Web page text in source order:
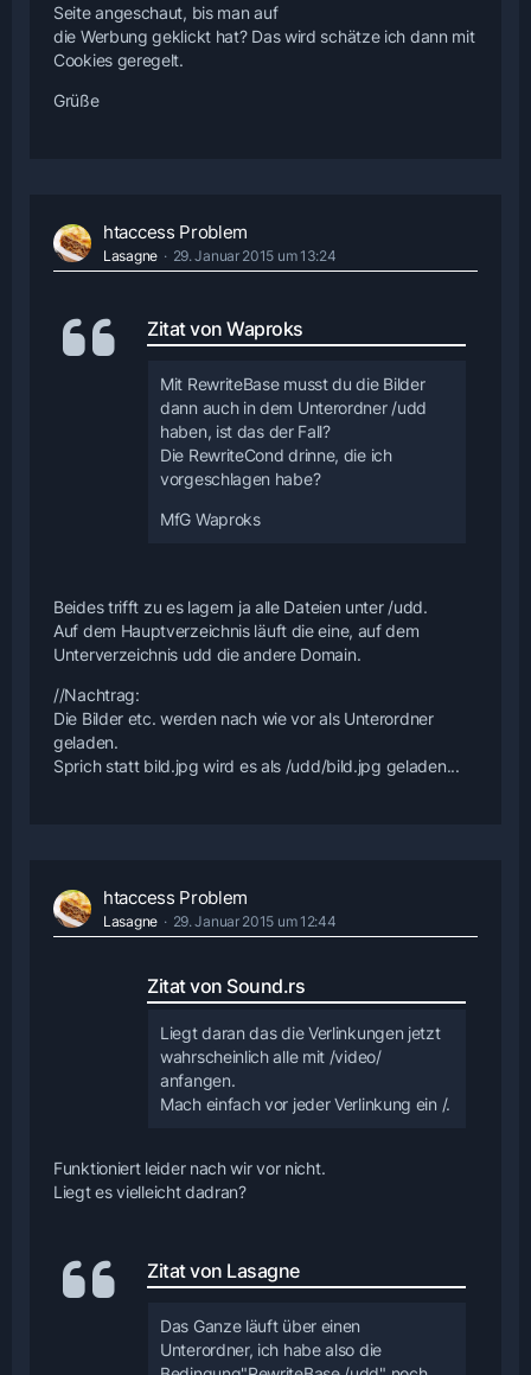
Seite angeschaut, bis man auf
die Werbung geklickt hat? Das wird schätze ich dann mit
Cookies geregelt.
Grüße
htaccess Problem
Lasagne 29. Januar 2015 um 13:24
Zitat von Waproks
Mit RewriteBase musst du die Bilder
dann auch in dem Unterordner /udd
haben, ist das der Fall?
Die RewriteCond drinne, die ich
vorgeschlagen habe?
MfG Waproks
Beides trifft zu es lagern ja alle Dateien unter /udd.
Auf dem Hauptverzeichnis läuft die eine, auf dem
Unterverzeichnis udd die andere Domain.
//Nachtrag:
Die Bilder etc. werden nach wie vor als Unterordner
geladen.
Sprich statt bild.jpg wird es als /udd/bild.jpg geladen...
htaccess Problem
Lasagne 29. Januar 2015 um 12:44
Zitat von Sound.rs
Liegt daran das die Verlinkungen jetzt
wahrscheinlich alle mit /video/
anfangen.
Mach einfach vor jeder Verlinkung ein /.
Funktioniert leider nach wir vor nicht.
Liegt es vielleicht dadran?
Zitat von Lasagne
Das Ganze läuft über einen
Unterordner, ich habe also die